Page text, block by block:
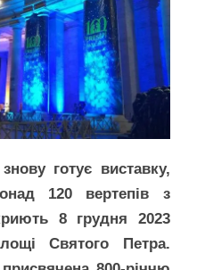
готує виставку,
120 вертепів з
8 грудня 2023
Святого Петра.